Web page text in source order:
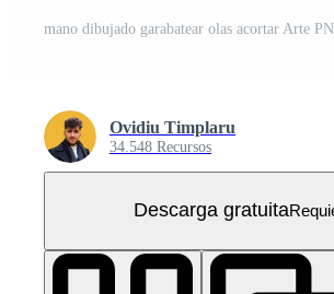
mano dibujado garabatear olas acortar Arte
Ovidiu Timplaru
34.548 Recursos
Descarga gratuita